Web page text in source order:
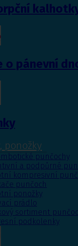
o pánevní
ponožky
punčochy
a podpůrné
kompresivní
punčoch
ponožky
prádlo
sortiment
podkolenky